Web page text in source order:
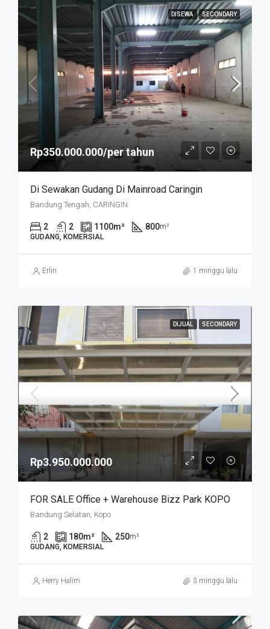
DISEWA SECONDARY
Rp350.000.000/per tahun
Di Sewakan Gudang Di Mainroad Caringin
Bandung Tengah, CARINGIN
2 2 1100m² 800m²
GUDANG, KOMERSIAL
Erlin 1 minggu lalu
DIJUAL SECONDARY
Rp3.950.000.000
FOR SALE Office + Warehouse Bizz Park KOPO
Bandung Selatan, Kopo
2 180m² 250m²
GUDANG, KOMERSIAL
Herry Halim 3 minggu lalu